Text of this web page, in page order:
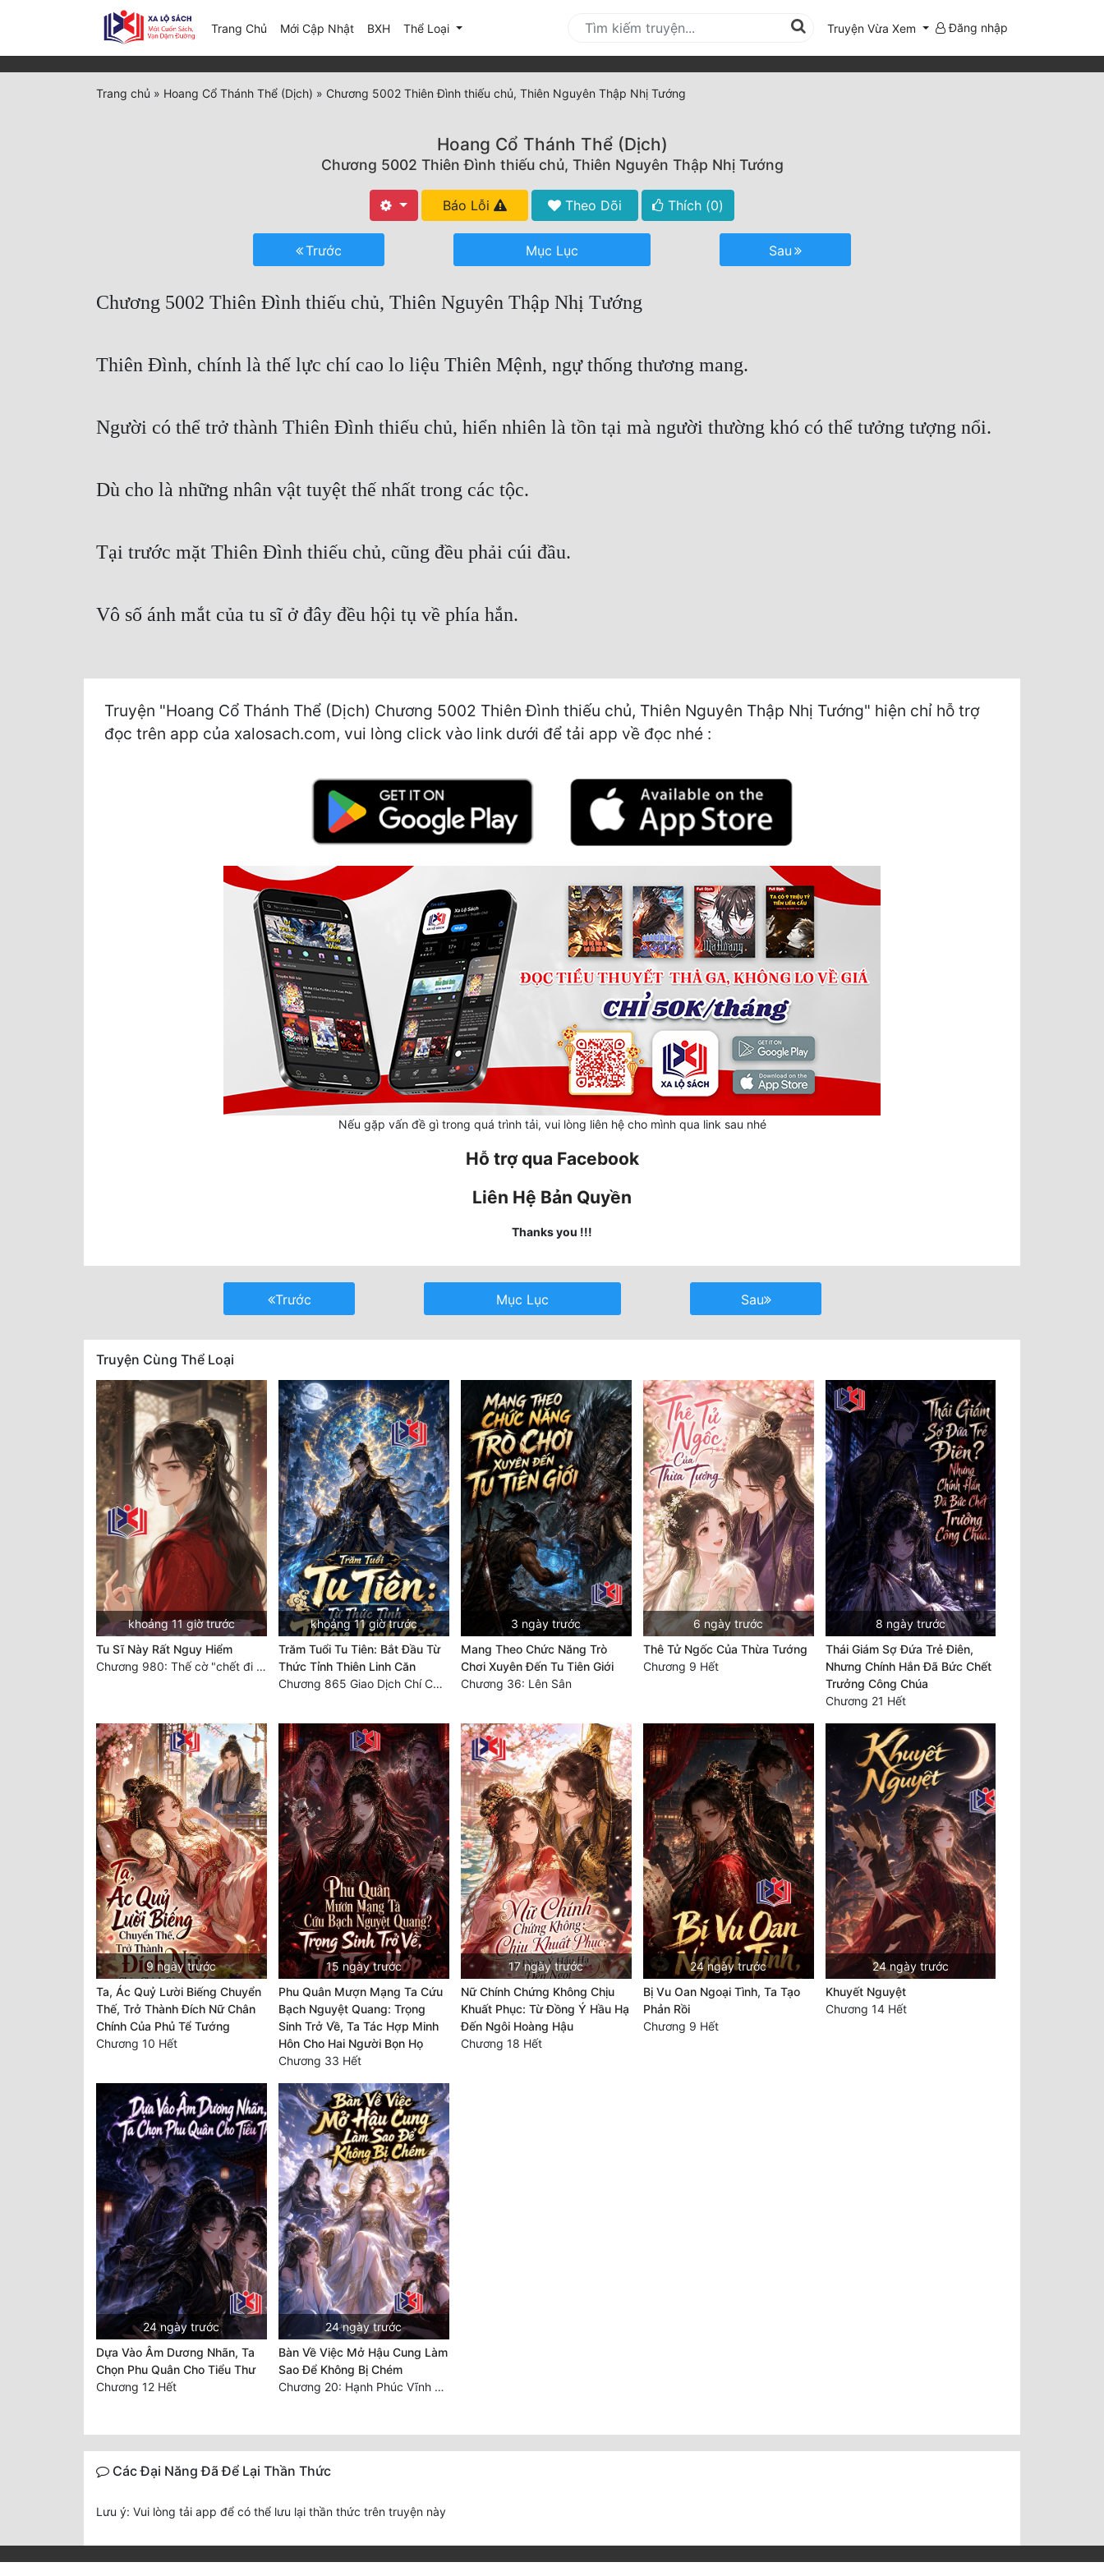
Trang Chủ Mới Cập Nhật(current)
BXH Thể Loại Truyện Vừa Xem Đăng nhập
Trang chủ » Hoang Cổ Thánh Thể (Dịch) » Chương 5002 Thiên Đình thiếu chủ, Thiên Nguyên Thập Nhị Tướng
Hoang Cổ Thánh Thể (Dịch)
Chương 5002 Thiên Đình thiếu chủ, Thiên Nguyên Thập Nhị Tướng
Báo Lỗi Theo Dõi Thích (0)
Trước Mục Lục Sau
Chương 5002 Thiên Đình thiếu chủ, Thiên Nguyên Thập Nhị Tướng
Thiên Đình, chính là thế lực chí cao lo liệu Thiên Mệnh, ngự thống thương mang.
Người có thể trở thành Thiên Đình thiếu chủ, hiển nhiên là tồn tại mà người thường khó có thể tưởng tượng nổi.
Dù cho là những nhân vật tuyệt thế nhất trong các tộc.
Tại trước mặt Thiên Đình thiếu chủ, cũng đều phải cúi đầu.
Vô số ánh mắt của tu sĩ ở đây đều hội tụ về phía hắn.
Truyện "Hoang Cổ Thánh Thể (Dịch) Chương 5002 Thiên Đình thiếu chủ, Thiên Nguyên Thập Nhị Tướng" hiện chỉ hỗ trợ
đọc trên app của xalosach.com, vui lòng click vào link dưới để tải app về đọc nhé :
Nếu gặp vấn đề gì trong quá trình tải, vui lòng liên hệ cho mình qua link sau nhé
Hỗ trợ qua Facebook
Liên Hệ Bản Quyền
Thanks you !!!
Trước Mục Lục Sau
Truyện Cùng Thể Loại
khoảng 11 giờ trước
Tu Sĩ Này Rất Nguy Hiểm
Chương 980: Thế cờ "chết đi sống"
khoảng 11 giờ trước
Trăm Tuổi Tu Tiên: Bắt Đầu Từ
Thức Tỉnh Thiên Linh Căn
Chương 865 Giao Dịch Chí Cao Tiên Thuật!
3 ngày trước
Mang Theo Chức Năng Trò
Chơi Xuyên Đến Tu Tiên Giới
Chương 36: Lên Sân
6 ngày trước
Thê Tử Ngốc Của Thừa Tướng
Chương 9 Hết
8 ngày trước
Thái Giám Sợ Đứa Trẻ Điên,
Nhưng Chính Hắn Đã Bức Chết
Trưởng Công Chúa
Chương 21 Hết
9 ngày trước
Ta, Ác Quỷ Lười Biếng Chuyển
Thế, Trở Thành Đích Nữ Chân
Chính Của Phủ Tể Tướng
Chương 10 Hết
15 ngày trước
Phu Quân Mượn Mạng Ta Cứu
Bạch Nguyệt Quang: Trọng
Sinh Trở Về, Ta Tác Hợp Minh
Hôn Cho Hai Người Bọn Họ
Chương 33 Hết
17 ngày trước
Nữ Chính Chứng Không Chịu
Khuất Phục: Từ Đồng Ý Hầu Hạ
Đến Ngôi Hoàng Hậu
Chương 18 Hết
24 ngày trước
Bị Vu Oan Ngoại Tình, Ta Tạo
Phản Rồi
Chương 9 Hết
24 ngày trước
Khuyết Nguyệt
Chương 14 Hết
24 ngày trước
Dựa Vào Âm Dương Nhãn, Ta
Chọn Phu Quân Cho Tiểu Thư
Chương 12 Hết
24 ngày trước
Bàn Về Việc Mở Hậu Cung Làm
Sao Để Không Bị Chém
Chương 20: Hạnh Phúc Vĩnh Hằng (Hết)
Các Đại Năng Đã Để Lại Thần Thức
Lưu ý: Vui lòng tải app để có thể lưu lại thần thức trên truyện này